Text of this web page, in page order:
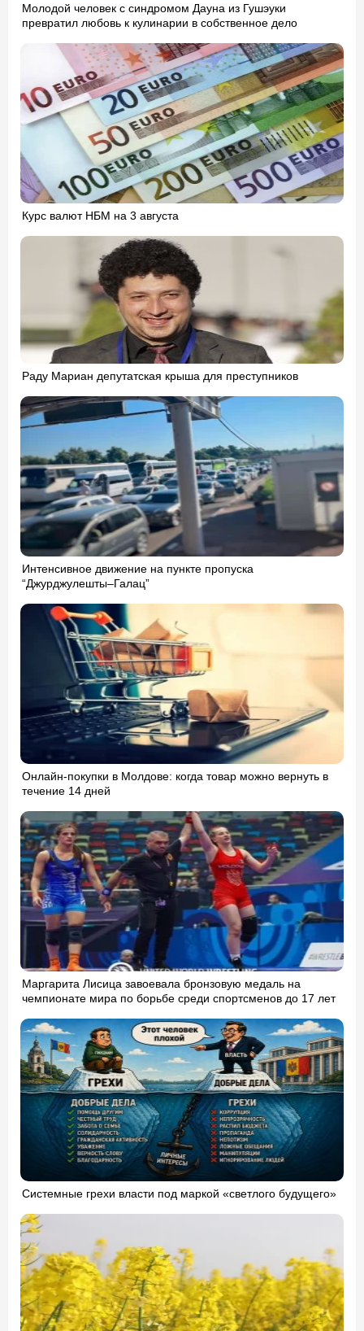
Молодой человек с синдромом Дауна из Гушэуки
превратил любовь к кулинарии в собственное дело
Курс валют НБМ на 3 августа
Раду Мариан депутатская крыша для преступников
Интенсивное движение на пункте пропуска
“Джурджулешты–Галац”
Онлайн-покупки в Молдове: когда товар можно вернуть в
течение 14 дней
Маргарита Лисица завоевала бронзовую медаль на
чемпионате мира по борьбе среди спортсменов до 17 лет
Системные грехи власти под маркой «светлого будущего»